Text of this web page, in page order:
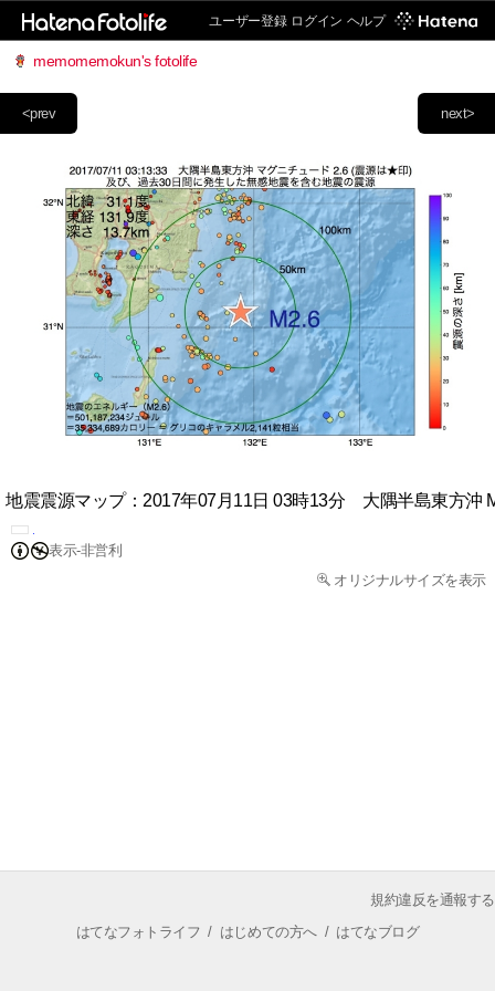
ユーザー登録 ログイン ヘルプ
memomemokun's fotolife
next>
<prev
地震震源マップ：2017年07月11日 03時13分 大隅半島東方沖
表示-非営利
オリジナルサイズを表示
規約違反を通報する
はてなフォトライフ / はじめての方へ/ はてなブログ